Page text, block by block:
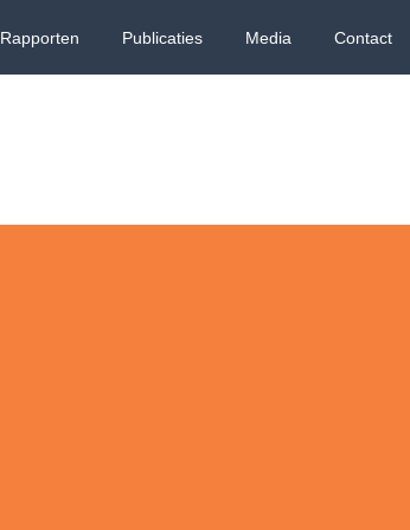
Rapporten Publicaties Media Contact